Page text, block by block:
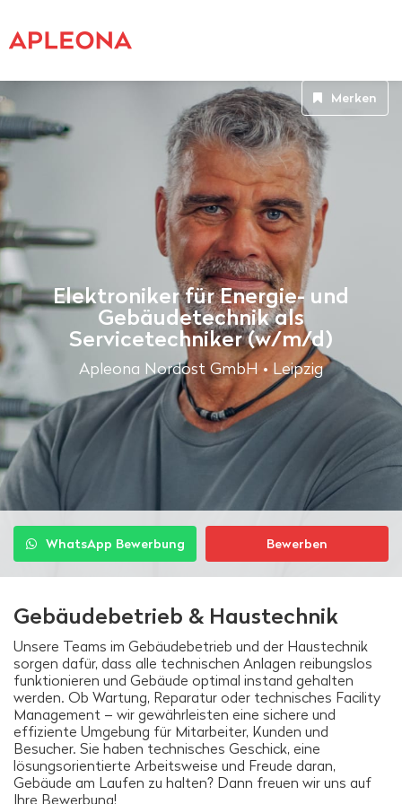
Elektroniker für Energie- und
Gebäudetechnik als
Servicetechniker (w/m/d)
Apleona Nordost GmbH • Leipzig
Merken
WhatsApp Bewerbung Bewerben
Gebäudebetrieb & Haustechnik
Unsere Teams im Gebäudebetrieb und der Haustechnik
sorgen dafür, dass alle technischen Anlagen reibungslos
funktionieren und Gebäude optimal instand gehalten
werden. Ob Wartung, Reparatur oder technisches Facility
Management – wir gewährleisten eine sichere und
effiziente Umgebung für Mitarbeiter, Kunden und
Besucher. Sie haben technisches Geschick, eine
lösungsorientierte Arbeitsweise und Freude daran,
Gebäude am Laufen zu halten? Dann freuen wir uns auf
Ihre Bewerbung!